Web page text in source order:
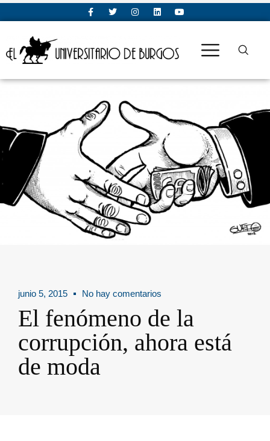
junio 5, 2015 No hay comentarios
El fenómeno de la
corrupción, ahora está
de moda